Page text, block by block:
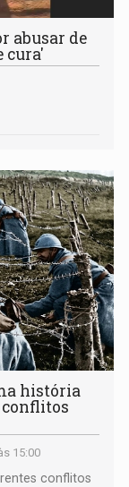
abusar de
cura'
história
conflitos
15:00
conflitos